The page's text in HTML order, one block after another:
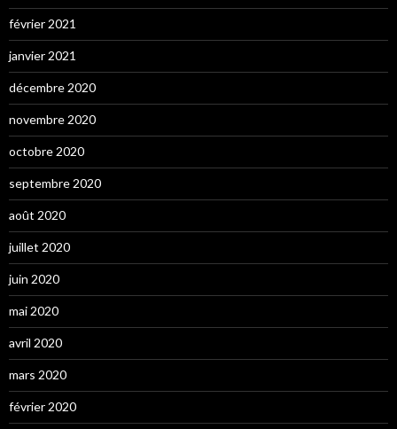
février 2021
janvier 2021
décembre 2020
novembre 2020
octobre 2020
septembre 2020
août 2020
juillet 2020
juin 2020
mai 2020
avril 2020
mars 2020
février 2020